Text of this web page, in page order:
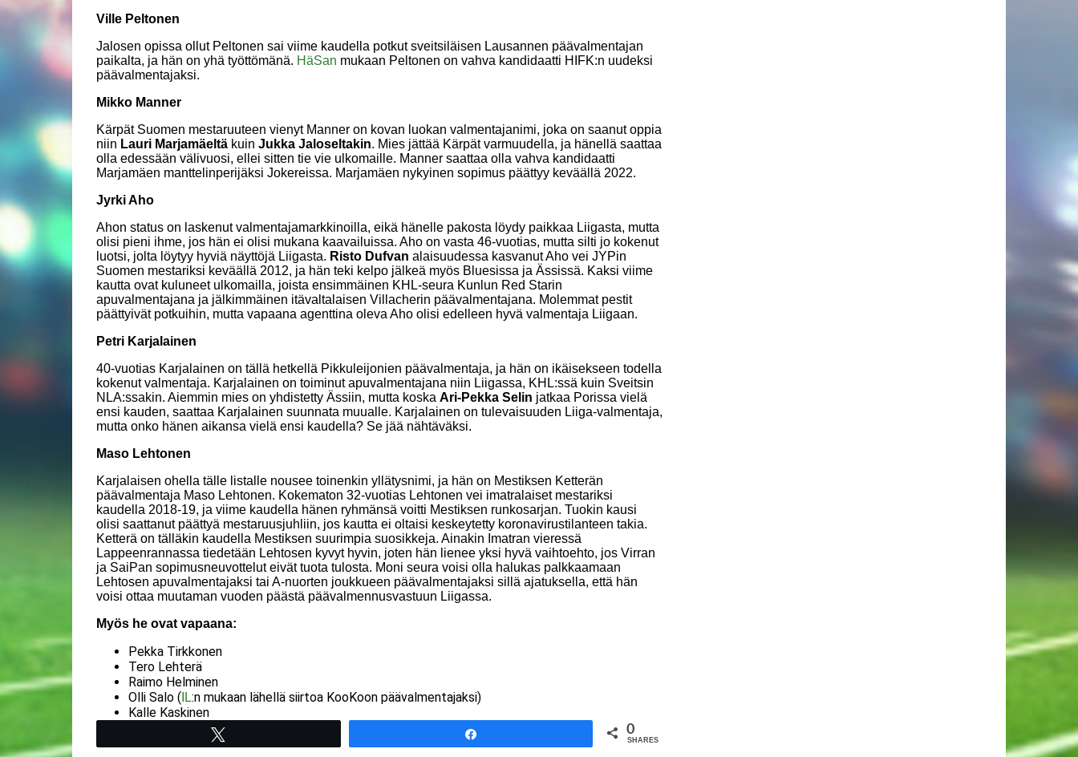
Ville Peltonen
Jalosen opissa ollut Peltonen sai viime kaudella potkut sveitsiläisen Lausannen päävalmentajan
paikalta, ja hän on yhä työttömänä. HäSan mukaan Peltonen on vahva kandidaatti HIFK:n uudeksi
päävalmentajaksi.
Mikko Manner
Kärpät Suomen mestaruuteen vienyt Manner on kovan luokan valmentajanimi, joka on saanut oppia
niin Lauri Marjamäeltä kuin Jukka Jaloseltakin. Mies jättää Kärpät varmuudella, ja hänellä saattaa
olla edessään välivuosi, ellei sitten tie vie ulkomaille. Manner saattaa olla vahva kandidaatti
Marjamäen manttelinperijäksi Jokereissa. Marjamäen nykyinen sopimus päättyy keväällä 2022.
Jyrki Aho
Ahon status on laskenut valmentajamarkkinoilla, eikä hänelle pakosta löydy paikkaa Liigasta, mutta
olisi pieni ihme, jos hän ei olisi mukana kaavailuissa. Aho on vasta 46-vuotias, mutta silti jo kokenut
luotsi, jolta löytyy hyviä näyttöjä Liigasta. Risto Dufvan alaisuudessa kasvanut Aho vei JYPin
Suomen mestariksi keväällä 2012, ja hän teki kelpo jälkeä myös Bluesissa ja Ässissä. Kaksi viime
kautta ovat kuluneet ulkomailla, joista ensimmäinen KHL-seura Kunlun Red Starin
apuvalmentajana ja jälkimmäinen itävaltalaisen Villacherin päävalmentajana. Molemmat pestit
päättyivät potkuihin, mutta vapaana agenttina oleva Aho olisi edelleen hyvä valmentaja Liigaan.
Petri Karjalainen
40-vuotias Karjalainen on tällä hetkellä Pikkuleijonien päävalmentaja, ja hän on ikäisekseen todella
kokenut valmentaja. Karjalainen on toiminut apuvalmentajana niin Liigassa, KHL:ssä kuin Sveitsin
NLA:ssakin. Aiemmin mies on yhdistetty Ässiin, mutta koska Ari-Pekka Selin jatkaa Porissa vielä
ensi kauden, saattaa Karjalainen suunnata muualle. Karjalainen on tulevaisuuden Liiga-valmentaja,
mutta onko hänen aikansa vielä ensi kaudella? Se jää nähtäväksi.
Maso Lehtonen
Karjalaisen ohella tälle listalle nousee toinenkin yllätysnimi, ja hän on Mestiksen Ketterän
päävalmentaja Maso Lehtonen. Kokematon 32-vuotias Lehtonen vei imatralaiset mestariksi
kaudella 2018-19, ja viime kaudella hänen ryhmänsä voitti Mestiksen runkosarjan. Tuokin kausi
olisi saattanut päättyä mestaruusjuhliin, jos kautta ei oltaisi keskeytetty koronavirustilanteen takia.
Ketterä on tälläkin kaudella Mestiksen suurimpia suosikkeja. Ainakin Imatran vieressä
Lappeenrannassa tiedetään Lehtosen kyvyt hyvin, joten hän lienee yksi hyvä vaihtoehto, jos Virran
ja SaiPan sopimusneuvottelut eivät tuota tulosta. Moni seura voisi olla halukas palkkaamaan
Lehtosen apuvalmentajaksi tai A-nuorten joukkueen päävalmentajaksi sillä ajatuksella, että hän
voisi ottaa muutaman vuoden päästä päävalmennusvastuun Liigassa.
Myös he ovat vapaana:
Pekka Tirkkonen
Tero Lehterä
Raimo Helminen
Olli Salo ( IL:n mukaan lähellä siirtoa KooKoon päävalmentajaksi)
Kalle Kaskinen
0
SHARES